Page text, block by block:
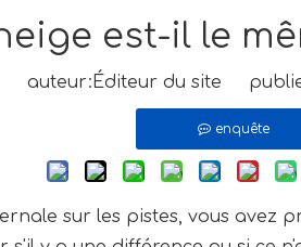
est-il le
auteur:Éditeur du site
enquête
sur les pistes, vous avez